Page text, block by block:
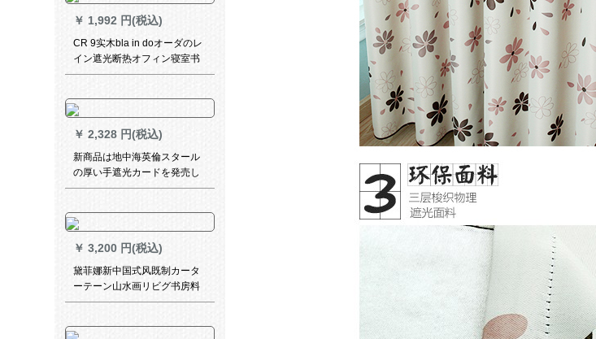
200 cm
￥ 1,992 円(税込)
CR 9实木bla in doオーダのレ
イン遮光断热オフィン寝室书
房rivig升降カードドテン经典
5112
￥ 2,328 円(税込)
新商品は地中海英倫スタール
の厚い手遮光カードを発売し
ました。米の字の両面に既存
リスのイギリスブリン+打孔
4.5*2.7【高可修正】
￥ 3,200 円(税込)
黛菲娜新中国式风既制カータ
ーテーン山水画リビグ书房料
遮光扫き出し窓レ-スカーンン
ン幅2.4*2.7メトル*2枚(a+b)